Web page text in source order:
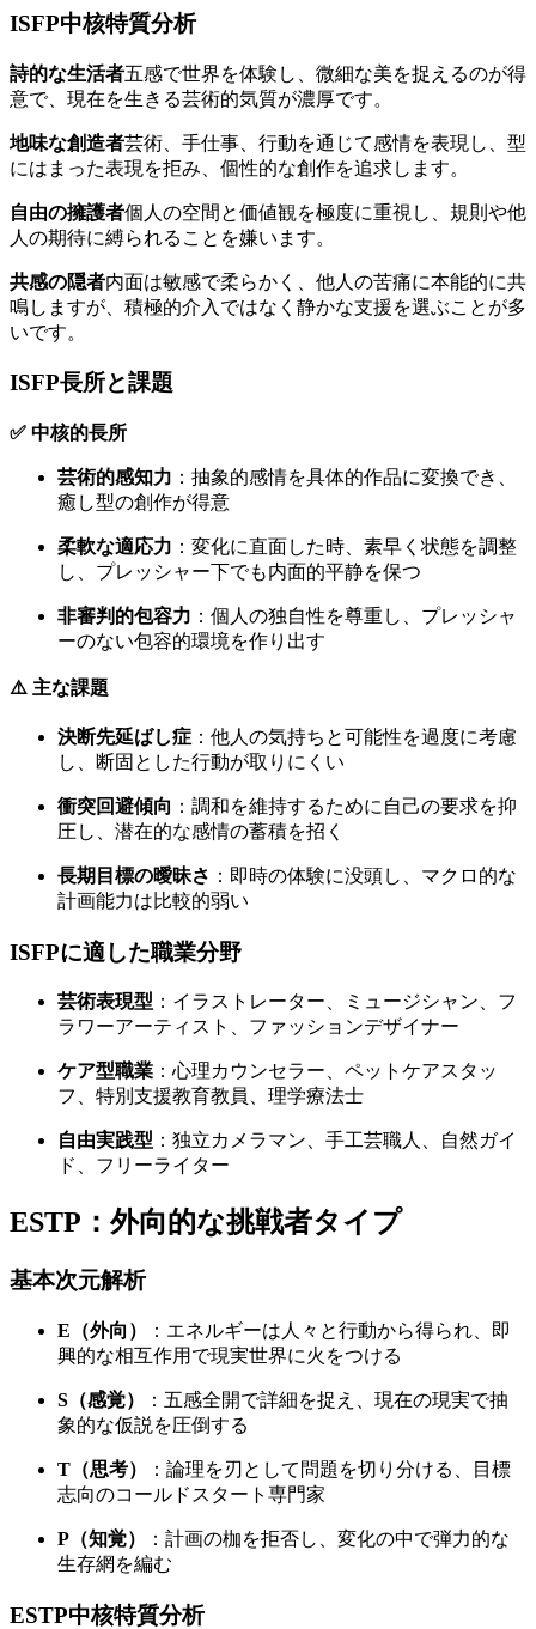
ISFP中核特質分析
詩的な生活者五感で世界を体験し、微細な美を捉えるのが得
意で、現在を生きる芸術的気質が濃厚です。
地味な創造者芸術、手仕事、行動を通じて感情を表現し、型
にはまった表現を拒み、個性的な創作を追求します。
自由の擁護者個人の空間と価値観を極度に重視し、規則や他
人の期待に縛られることを嫌います。
共感の隠者内面は敏感で柔らかく、他人の苦痛に本能的に共
鳴しますが、積極的介入ではなく静かな支援を選ぶことが多
いです。
ISFP長所と課題
✅ 中核的長所
芸術的感知力 ：抽象的感情を具体的作品に変換でき、
癒し型の創作が得意
柔軟な適応力 ：変化に直面した時、素早く状態を調整
し、プレッシャー下でも内面的平静を保つ
非審判的包容力 ：個人の独自性を尊重し、プレッシャ
ーのない包容的環境を作り出す
⚠️ 主な課題
決断先延ばし症 ：他人の気持ちと可能性を過度に考慮
し、断固とした行動が取りにくい
衝突回避傾向 ：調和を維持するために自己の要求を抑
圧し、潜在的な感情の蓄積を招く
長期目標の曖昧さ ：即時の体験に没頭し、マクロ的な
計画能力は比較的弱い
ISFPに適した職業分野
芸術表現型 ：イラストレーター、ミュージシャン、フ
ラワーアーティスト、ファッションデザイナー
ケア型職業 ：心理カウンセラー、ペットケアスタッ
フ、特別支援教育教員、理学療法士
自由実践型 ：独立カメラマン、手工芸職人、自然ガイ
ド、フリーライター
ESTP：外向的な挑戦者タイプ
基本次元解析
E（外向）
：エネルギーは人々と行動から得られ、即
興的な相互作用で現実世界に火をつける
S（感覚）
：五感全開で詳細を捉え、現在の現実で抽
象的な仮説を圧倒する
T（思考）
：論理を刃として問題を切り分ける、目標
志向のコールドスタート専門家
P（知覚）
：計画の枷を拒否し、変化の中で弾力的な
生存網を編む
ESTP中核特質分析